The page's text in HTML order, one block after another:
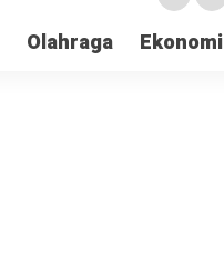
Olahraga Ekonomi